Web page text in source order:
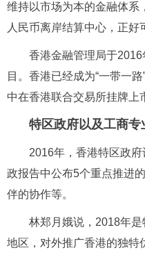
维持以市场为本的金融体系
人民币离岸结算中心，正
香港金融管理局于
目。香港已经成为“一带一
中在香港联合交易所挂牌上
特区政府以及工商专
2016年，香港特区政府
政报告中公布5个重点推进
伴的协作等。
林郑月娥说，2018年是
地区，对外推广香港的独特